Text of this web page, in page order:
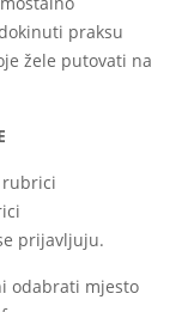
praksu
žele putovati na
rubrici
prijavljuju.
odabrati mjesto